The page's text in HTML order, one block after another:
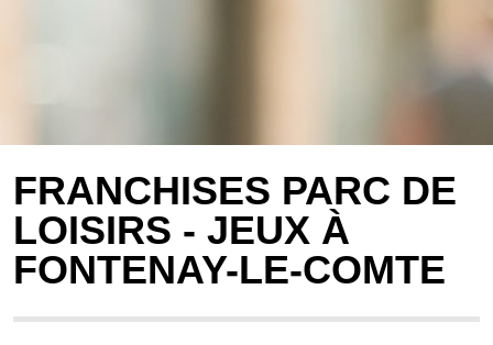
FRANCHISES PARC DE
LOISIRS - JEUX À
FONTENAY-LE-COMTE